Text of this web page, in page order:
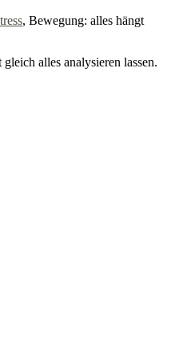
, Bewegung: alles hängt
alles analysieren lassen.